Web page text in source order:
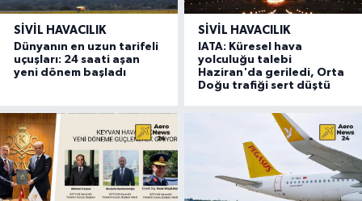
SIVIL HAVACILIK
Dünyanın en uzun tarifeli
uçuşları: 24 saati aşan
yeni dönem başladı
SIVIL HAVACILIK
IATA: Küresel hava
yolculuğu talebi
Haziran'da geriledi, Orta
Doğu trafiği sert düştü